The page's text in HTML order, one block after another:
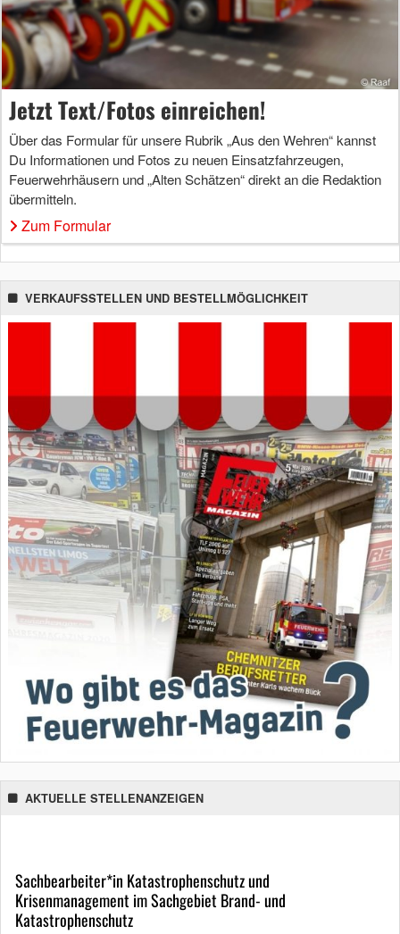
Jetzt Text/Fotos einreichen!
Über das Formular für unsere Rubrik „Aus den Wehren“ kannst
Du Informationen und Fotos zu neuen Einsatzfahrzeugen,
Feuerwehrhäusern und „Alten Schätzen“ direkt an die Redaktion
übermitteln.
Zum Formular
VERKAUFSSTELLEN UND BESTELLMÖGLICHKEIT
AKTUELLE STELLENANZEIGEN
Sachbearbeiter*in Katastrophenschutz und
Krisenmanagement im Sachgebiet Brand- und
Katastrophenschutz